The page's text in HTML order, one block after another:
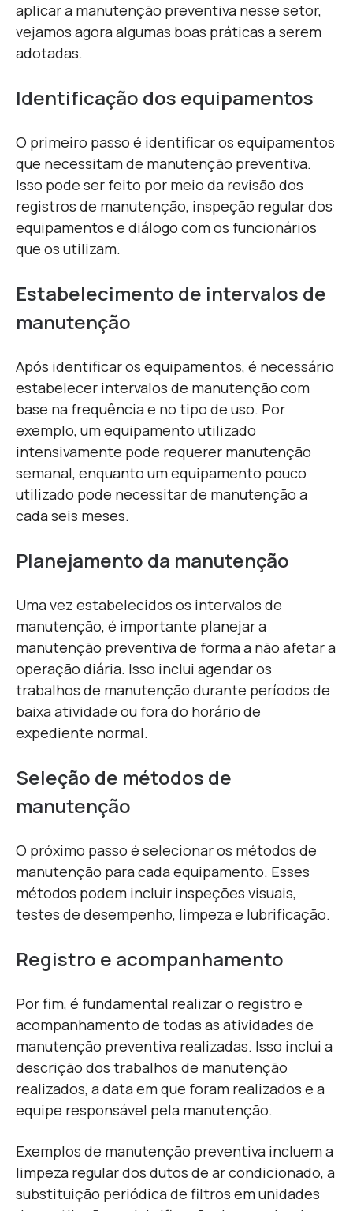
aplicar a manutenção preventiva nesse setor,
vejamos agora algumas boas práticas a serem
adotadas.
Identificação dos equipamentos
O primeiro passo é identificar os equipamentos
que necessitam de manutenção preventiva.
Isso pode ser feito por meio da revisão dos
registros de manutenção, inspeção regular dos
equipamentos e diálogo com os funcionários
que os utilizam.
Estabelecimento de intervalos de
manutenção
Após identificar os equipamentos, é necessário
estabelecer intervalos de manutenção com
base na frequência e no tipo de uso. Por
exemplo, um equipamento utilizado
intensivamente pode requerer manutenção
semanal, enquanto um equipamento pouco
utilizado pode necessitar de manutenção a
cada seis meses.
Planejamento da manutenção
Uma vez estabelecidos os intervalos de
manutenção, é importante planejar a
manutenção preventiva de forma a não afetar a
operação diária. Isso inclui agendar os
trabalhos de manutenção durante períodos de
baixa atividade ou fora do horário de
expediente normal.
Seleção de métodos de
manutenção
O próximo passo é selecionar os métodos de
manutenção para cada equipamento. Esses
métodos podem incluir inspeções visuais,
testes de desempenho, limpeza e lubrificação.
Registro e acompanhamento
Por fim, é fundamental realizar o registro e
acompanhamento de todas as atividades de
manutenção preventiva realizadas. Isso inclui a
descrição dos trabalhos de manutenção
realizados, a data em que foram realizados e a
equipe responsável pela manutenção.
Exemplos de manutenção preventiva incluem a
limpeza regular dos dutos de ar condicionado, a
substituição periódica de filtros em unidades